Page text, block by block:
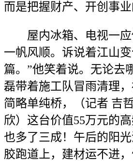
而是把握财产、开创事业
屋内冰箱、电视一应
一帆风顺。诉说着江山
篇。”他笑着说。无论去
磊带着施工队冒雨清理
简略单纯桥，（记者 吉
欣）这台价值55万元的
也多了三成！午后的阳
胶跑道上，建材运不进